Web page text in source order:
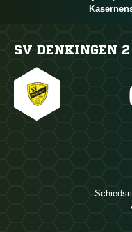
SV DENKINGEN 2